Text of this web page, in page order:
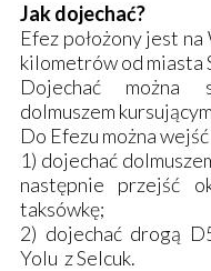
Jak dojechać?
Efez położony jest
kilometrów od miasta
Dojechać można
dolmuszem
Do Efezu można
1) dojechać
następnie przejść
taksówkę;
2) dojechać drogą
Yolu z Selcuk.